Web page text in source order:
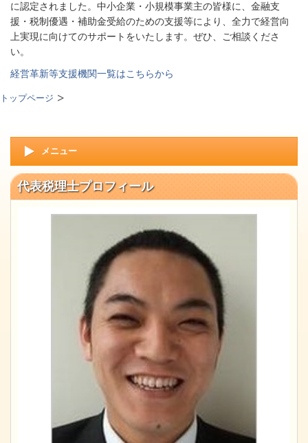
に認定されました。中小企業・小規模事業主の皆様に、金融支
援・税制優遇・補助金受給のための支援等により、全力で経営向
上実現に向けてのサポートをいたします。ぜひ、ご相談くださ
い。
経営革新等支援機関一覧はこちらから
トップページ
メニュー
代表税理士プロフィール